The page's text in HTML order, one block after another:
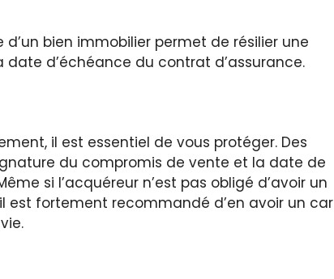
bien immobilier permet de résilier une
d’échéance du contrat d’assurance.
il est essentiel de vous protéger. Des
du compromis de vente et la date de
si l’acquéreur n’est pas obligé d’avoir un
fortement recommandé d’en avoir un car